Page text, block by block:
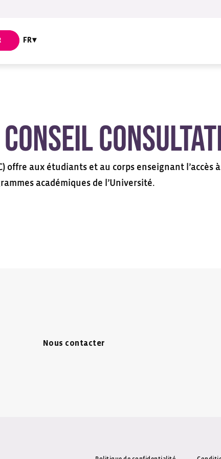
FR
conseil
offre aux étudiants et au corps enseignant l’accès
académiques de l’Université.
Nous contacter